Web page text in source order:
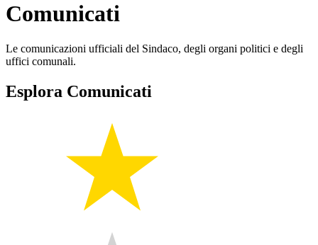
Comunicati
Le comunicazioni ufficiali del Sindaco, degli organi politici e degli
uffici comunali.
Esplora Comunicati